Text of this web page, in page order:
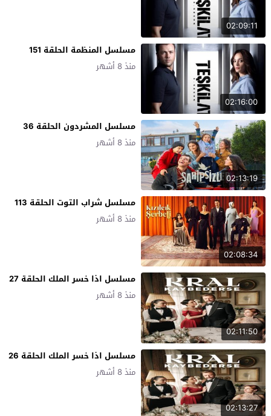
02:09:11
02:16:00
مسلسل المنظمة الحلقة 151
منذ 8 أشهر
02:13:19
مسلسل المشردون الحلقة 36
منذ 8 أشهر
02:08:34
مسلسل شراب التوت الحلقة 113
منذ 8 أشهر
02:11:50
مسلسل اذا خسر الملك الحلقة 27
منذ 8 أشهر
02:13:27
مسلسل اذا خسر الملك الحلقة 26
منذ 8 أشهر